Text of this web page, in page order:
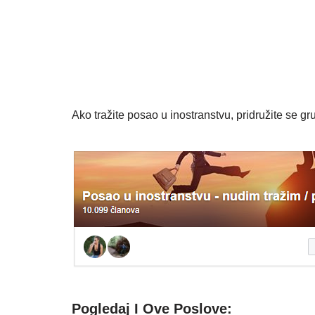
Ako tražite posao u inostranstvu, pridružite se
Pogledaj I Ove Poslove: